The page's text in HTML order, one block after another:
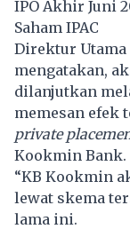
IPO Akhir Juni
Saham IPAC
Direktur Utama
mengatakan,
dilanjutkan
memesan efek
private
Kookmin Bank.
“KB Kookmin
lewat skema
lama ini.